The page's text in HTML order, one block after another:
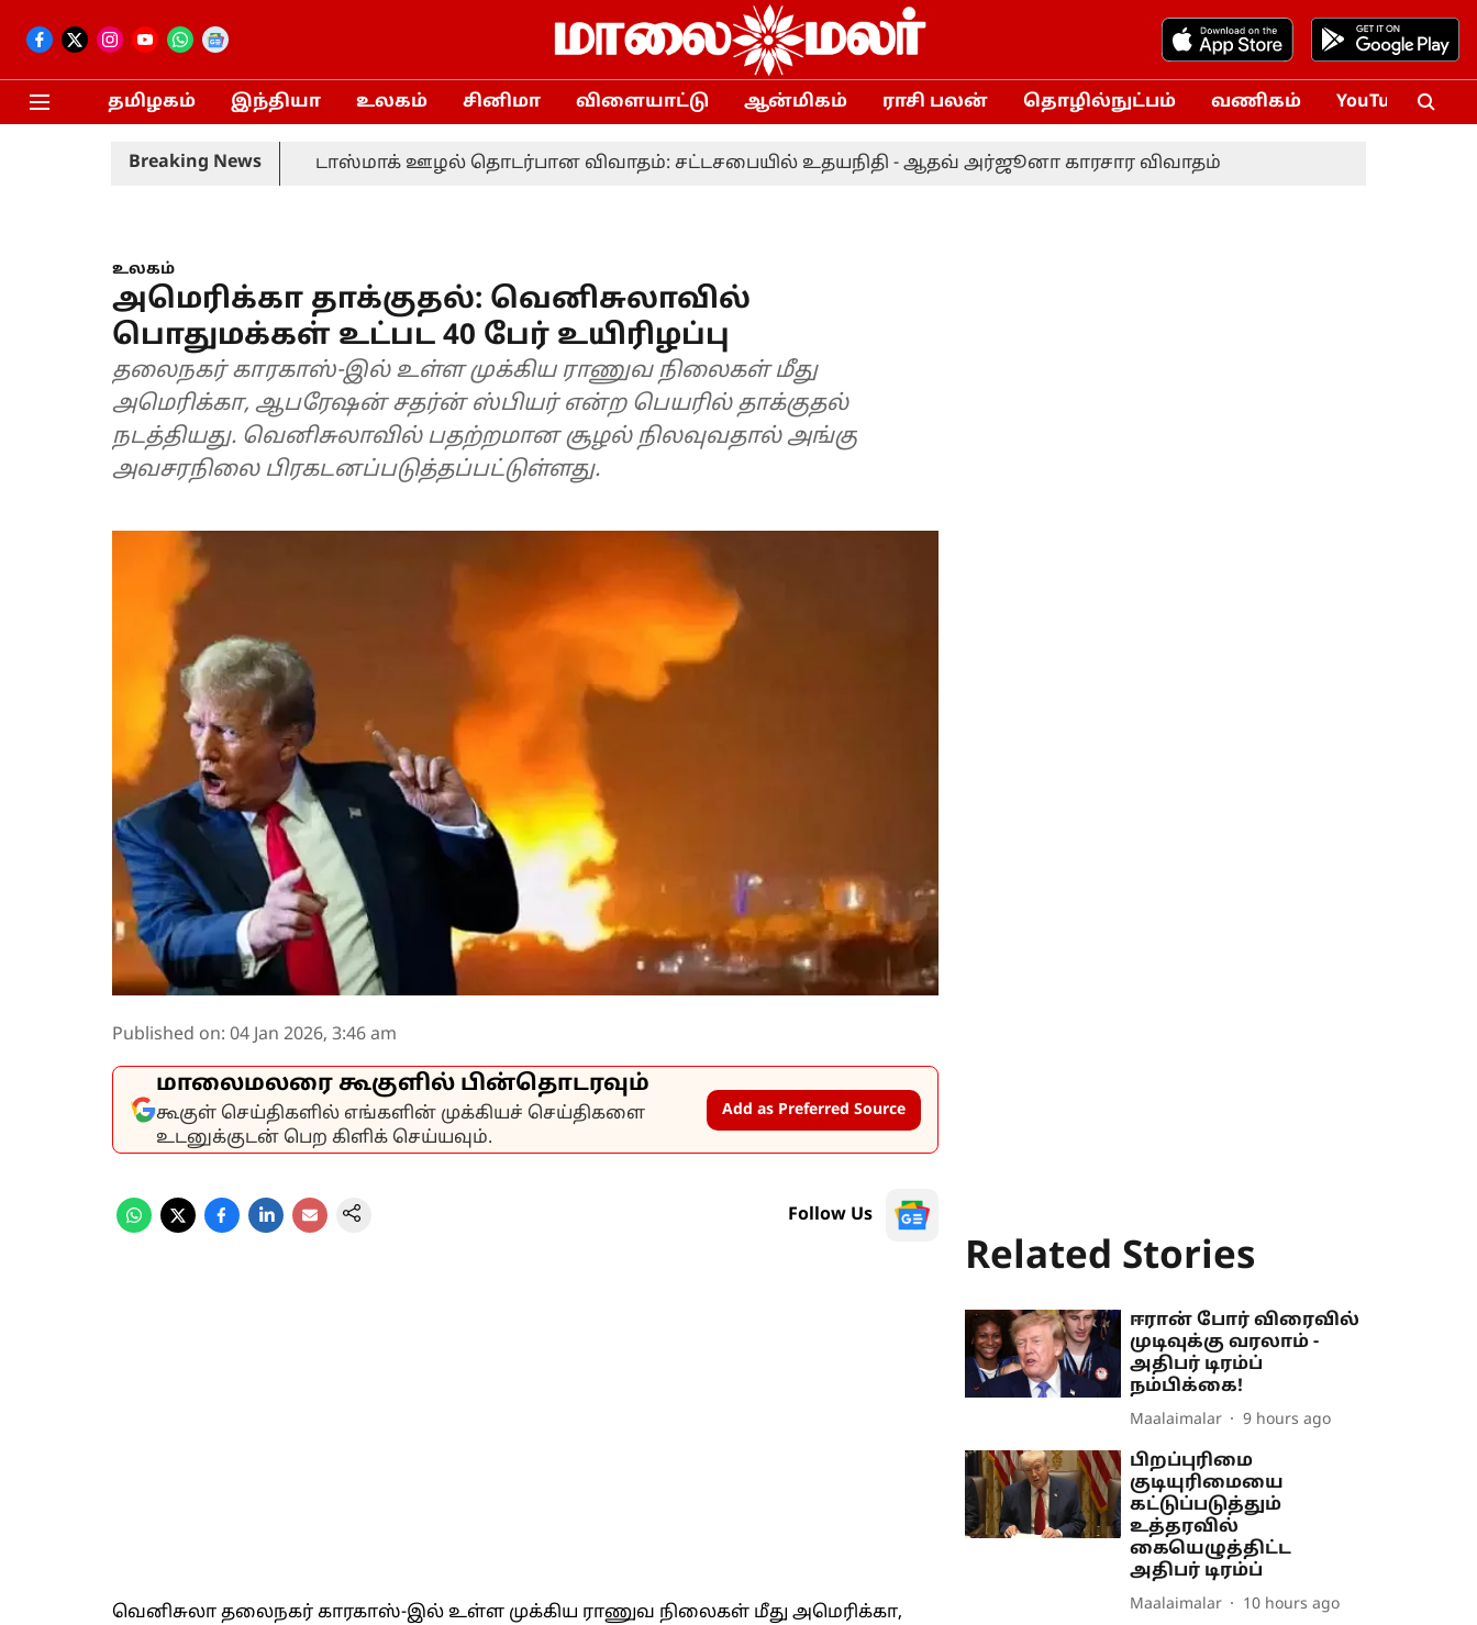
தமிழகம் இந்தியா உலகம் சினிமா விளையாட்டு ஆன்மிகம் ராசி பலன் தொழில்நுட்பம் வணிகம் YouTube
Breaking News டாஸ்மாக் ஊழல் தொடர்பான விவாதம்: சட்டசபையில் உதயநிதி - ஆதவ் அர்ஜூனா காரசார விவாதம்
உலகம்
அமெரிக்கா தாக்குதல்: வெனிசுலாவில்
பொதுமக்கள் உட்பட 40 பேர் உயிரிழப்பு
தலைநகர் காரகாஸ்-இல் உள்ள முக்கிய ராணுவ நிலைகள் மீது
அமெரிக்கா, ஆபரேஷன் சதர்ன் ஸ்பியர் என்ற பெயரில் தாக்குதல்
நடத்தியது. வெனிசுலாவில் பதற்றமான சூழல் நிலவுவதால் அங்கு
அவசரநிலை பிரகடனப்படுத்தப்பட்டுள்ளது.
Published on: 04 Jan 2026, 3:46 am
மாலைமலரை கூகுளில் பின்தொடரவும்
கூகுள் செய்திகளில் எங்களின் முக்கியச் செய்திகளை
உடனுக்குடன் பெற கிளிக் செய்யவும்.
Add as Preferred Source
Follow Us
வெனிசுலா தலைநகர் காரகாஸ்-இல் உள்ள முக்கிய ராணுவ நிலைகள் மீது அமெரிக்கா,
Related Stories
ஈரான் போர் விரைவில்
முடிவுக்கு வரலாம் -
அதிபர் டிரம்ப்
நம்பிக்கை!
Maalaimalar 9 hours ago
பிறப்புரிமை
குடியுரிமையை
கட்டுப்படுத்தும்
உத்தரவில்
கையெழுத்திட்ட
அதிபர் டிரம்ப்
Maalaimalar 10 hours ago